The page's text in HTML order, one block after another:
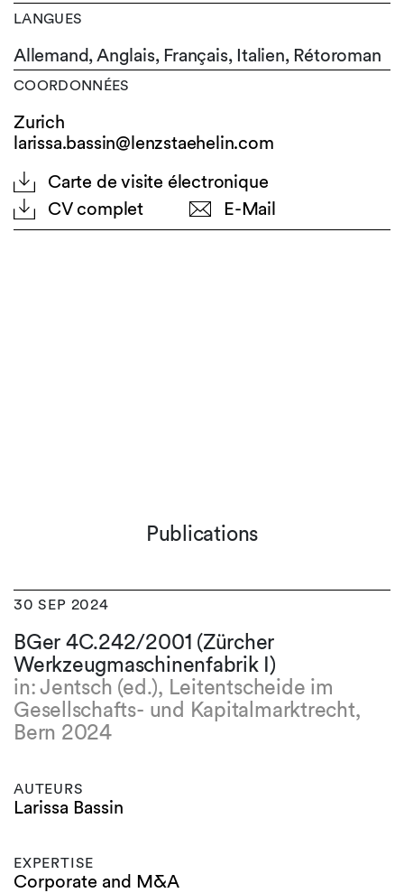
LANGUES
Allemand,Anglais, Français, Italien, Rétoroman
COORDONNÉES
Zurich
larissa.bassin@lenzstaehelin.com
Carte de visite électronique
CV complet
E-Mail
Publications
30 SEP 2024
BGer 4C.242/2001 (Zürcher
Werkzeugmaschinenfabrik I)
in: Jentsch (ed.), Leitentscheide im
Gesellschafts- und Kapitalmarktrecht,
Bern 2024
AUTEURS
Larissa Bassin
EXPERTISE
Corporate and M&A